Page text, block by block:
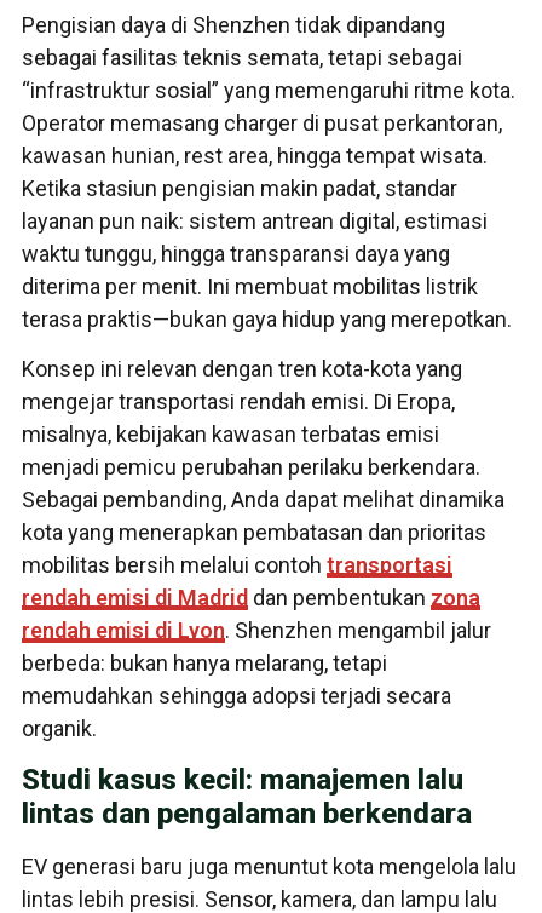
Pengisian daya di Shenzhen tidak dipandang
sebagai fasilitas teknis semata, tetapi sebagai
“infrastruktur sosial” yang memengaruhi ritme kota.
Operator memasang charger di pusat perkantoran,
kawasan hunian, rest area, hingga tempat wisata.
Ketika stasiun pengisian makin padat, standar
layanan pun naik: sistem antrean digital, estimasi
waktu tunggu, hingga transparansi daya yang
diterima per menit. Ini membuat mobilitas listrik
terasa praktis—bukan gaya hidup yang merepotkan.
Konsep ini relevan dengan tren kota-kota yang
mengejar transportasi rendah emisi. Di Eropa,
misalnya, kebijakan kawasan terbatas emisi
menjadi pemicu perubahan perilaku berkendara.
Sebagai pembanding, Anda dapat melihat dinamika
kota yang menerapkan pembatasan dan prioritas
mobilitas bersih melalui contoh transportasi
rendah emisi di Madrid dan pembentukan zona
rendah emisi di Lyon. Shenzhen mengambil jalur
berbeda: bukan hanya melarang, tetapi
memudahkan sehingga adopsi terjadi secara
organik.
Studi kasus kecil: manajemen lalu
lintas dan pengalaman berkendara
EV generasi baru juga menuntut kota mengelola lalu
lintas lebih presisi. Sensor, kamera, dan lampu lalu